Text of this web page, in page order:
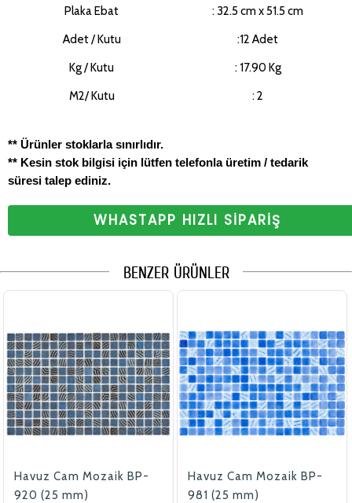
Plaka Ebat
: 32.5 cm x 51.5 cm
Adet / Kutu
:12 Adet
Kg / Kutu
: 17.90 Kg
M2/ Kutu
: 2
** Ürünler stoklarla sınırlıdır.
** Kesin stok bilgisi için lütfen telefonla üretim / tedarik
süresi talep ediniz.
WHASTAPP HIZLI SİPARİŞ
BENZER ÜRÜNLER
Havuz Cam Mozaik BP-
920 (25 mm)
Havuz Cam Mozaik BP-
981 (25 mm)